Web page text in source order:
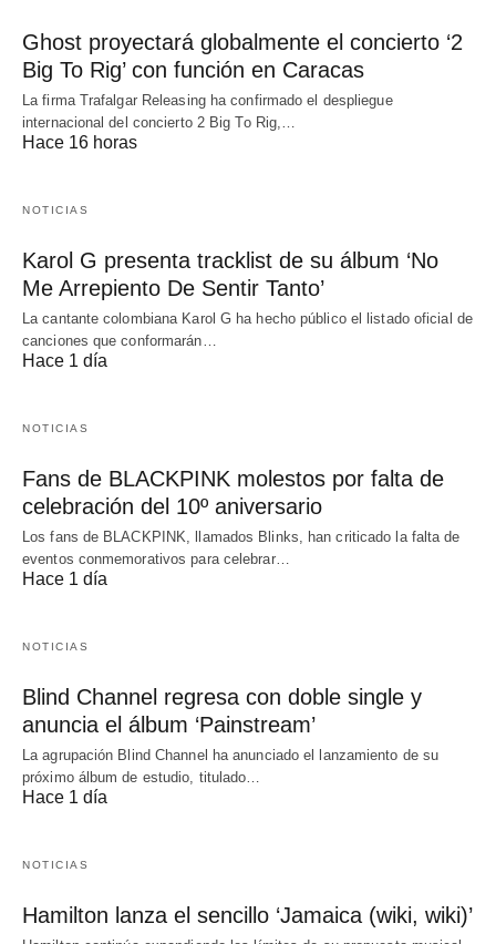
Ghost proyectará globalmente el concierto ‘2
Big To Rig’ con función en Caracas
La firma Trafalgar Releasing ha confirmado el despliegue
internacional del concierto 2 Big To Rig,…
Hace 16 horas
NOTICIAS
Karol G presenta tracklist de su álbum ‘No
Me Arrepiento De Sentir Tanto’
La cantante colombiana Karol G ha hecho público el listado oficial de
canciones que conformarán…
Hace 1 día
NOTICIAS
Fans de BLACKPINK molestos por falta de
celebración del 10º aniversario
Los fans de BLACKPINK, llamados Blinks, han criticado la falta de
eventos conmemorativos para celebrar…
Hace 1 día
NOTICIAS
Blind Channel regresa con doble single y
anuncia el álbum ‘Painstream’
La agrupación Blind Channel ha anunciado el lanzamiento de su
próximo álbum de estudio, titulado…
Hace 1 día
NOTICIAS
Hamilton lanza el sencillo ‘Jamaica (wiki, wiki)’